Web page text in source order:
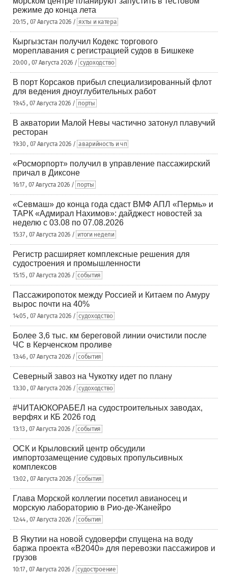
режиме до конца лета
20:15 , 07 Августа 2026 / яхты и катера
Кыргызстан получил Кодекс торгового
мореплавания с регистрацией судов в Бишкеке
20:00 , 07 Августа 2026 / судоходство
В порт Корсаков прибыл специализированный флот
для ведения дноуглубительных работ
19:45 , 07 Августа 2026 / порты
В акватории Малой Невы частично затонул плавучий
ресторан
19:30 , 07 Августа 2026 / аварийность и чп
«Росморпорт» получил в управление пассажирский
причал в Диксоне
16:17 , 07 Августа 2026 / порты
«Севмаш» до конца года сдаст ВМФ АПЛ «Пермь» и
ТАРК «Адмирал Нахимов»: дайджест новостей за
неделю с 03.08 по 07.08.2026
15:37 , 07 Августа 2026 / итоги недели
Регистр расширяет комплексные решения для
судостроения и промышленности
15:15 , 07 Августа 2026 / события
Пассажиропоток между Россией и Китаем по Амуру
вырос почти на 40%
14:05 , 07 Августа 2026 / судоходство
Более 3,6 тыс. км береговой линии очистили после
ЧС в Керченском проливе
13:46 , 07 Августа 2026 / события
Северный завоз на Чукотку идет по плану
13:30 , 07 Августа 2026 / судоходство
#ЧИТАЮКОРАБЕЛ на судостроительных заводах,
верфях и КБ 2026 год
13:13 , 07 Августа 2026 / события
ОСК и Крыловский центр обсудили
импортозамещение судовых пропульсивных
комплексов
13:02 , 07 Августа 2026 / события
Глава Морской коллегии посетил авианосец и
морскую лабораторию в Рио-де-Жанейро
12:44 , 07 Августа 2026 / события
В Якутии на новой судоверфи спущена на воду
баржа проекта «В2040» для перевозки пассажиров и
грузов
10:17 , 07 Августа 2026 / судостроение